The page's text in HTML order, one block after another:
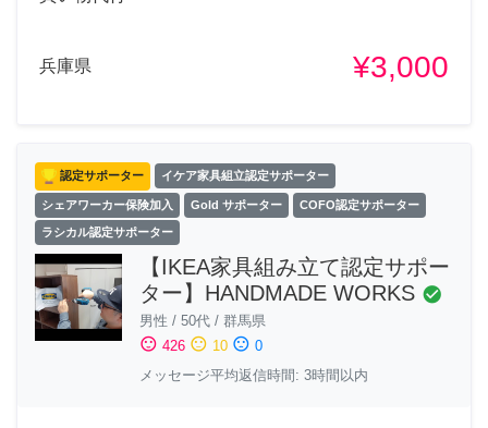
兵庫県 ¥3,000
認定サポーター イケア家具組立認定サポーター
シェアワーカー保険加入 Gold サポーター COFO認定サポーター
ラシカル認定サポーター
【IKEA家具組み立て認定サポー
ター】HANDMADE WORKS check_circle
男性 / 50代 / 群馬県
sentiment_satisfied 426 sentiment_neutral 10 sentiment_dissatisfied 0
メッセージ平均返信時間: 3時間以内